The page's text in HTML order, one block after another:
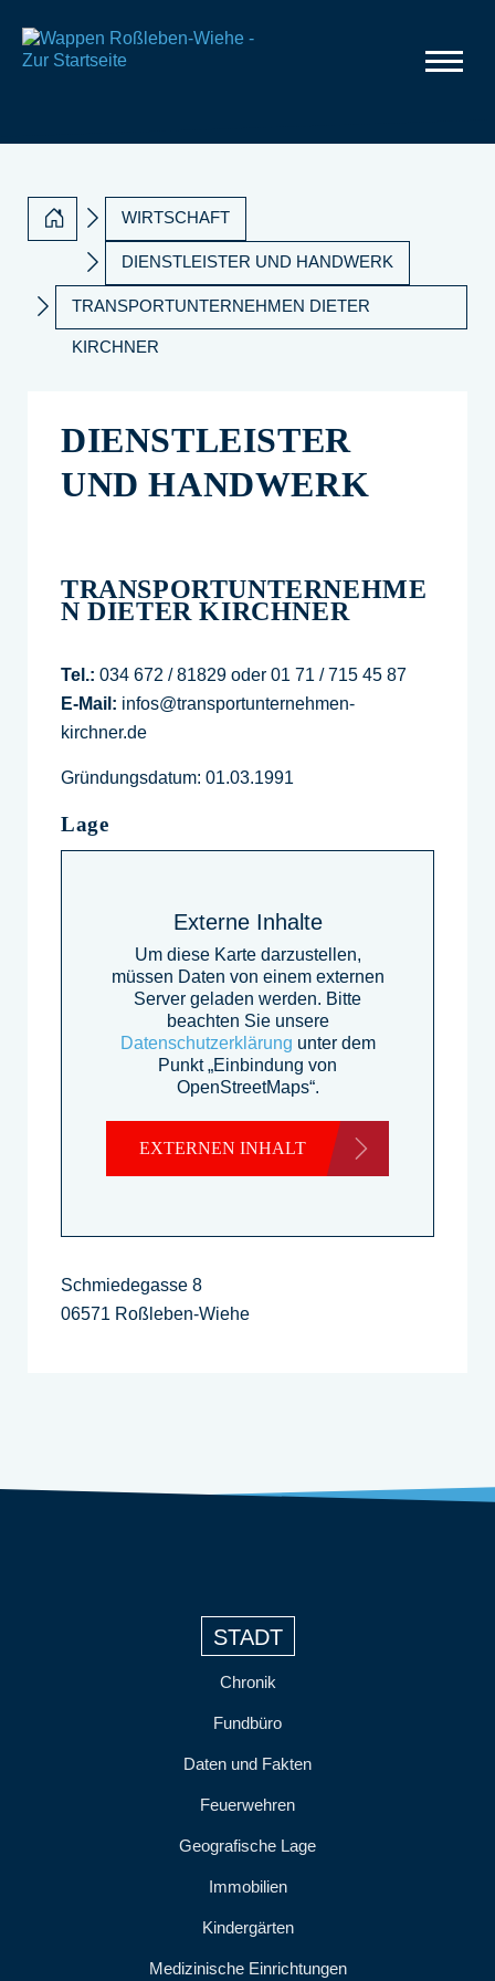
WIRTSCHAFT
DIENSTLEISTER UND HANDWERK
TRANSPORTUNTERNEHMEN DIETER
KIRCHNER
DIENSTLEISTER
UND HANDWERK
TRANSPORTUNTERNEHME
N DIETER KIRCHNER
Tel.: 034 672 / 81829 oder 01 71 / 715 45 87
E-Mail: infos@transportunternehmen-
kirchner.de
Gründungsdatum: 01.03.1991
Lage
Externe Inhalte
Um diese Karte darzustellen,
müssen Daten von einem externen
Server geladen werden. Bitte
beachten Sie unsere
Datenschutzerklärung unter dem
Punkt „Einbindung von
OpenStreetMaps“.
EXTERNEN INHALT
Schmiedegasse 8
06571 Roßleben-Wiehe
STADT
Chronik
Fundbüro
Daten und Fakten
Feuerwehren
Geografische Lage
Immobilien
Kindergärten
Medizinische Einrichtungen